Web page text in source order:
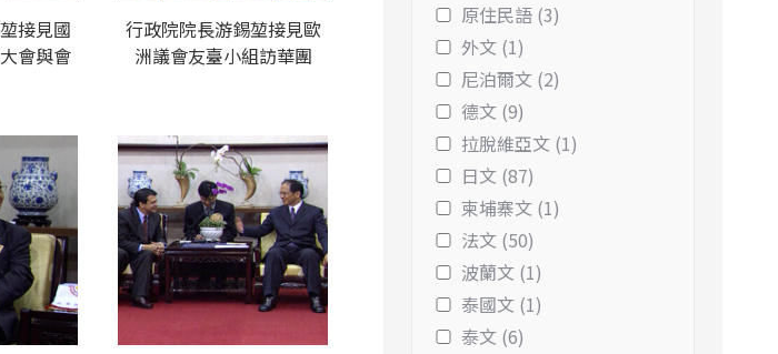
接見國
會與會
行政院院長游錫堃接見歐
洲議會友臺小組訪華團
原住民語 (3)
外文 (1)
尼泊爾文 (2)
德文 (9)
拉脫維亞文 (1)
日文 (87)
柬埔寨文 (1)
法文 (50)
波蘭文 (1)
泰國文 (1)
泰文 (6)